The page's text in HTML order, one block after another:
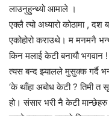
लाउनुहुन्थ्यो आमाले ।
एक्लै त्यो अध्यारो कोठामा ,
एकोहोरो कराउथे। म मनमनै
किन मलाई केटी बनायौ
त्यस बन्द झ्यालले मुसुक्क गर्दै
‘के थाँहा अबोध केटी ? तिमी त
हो। संसार भरी नै केटी मान्छेहरु